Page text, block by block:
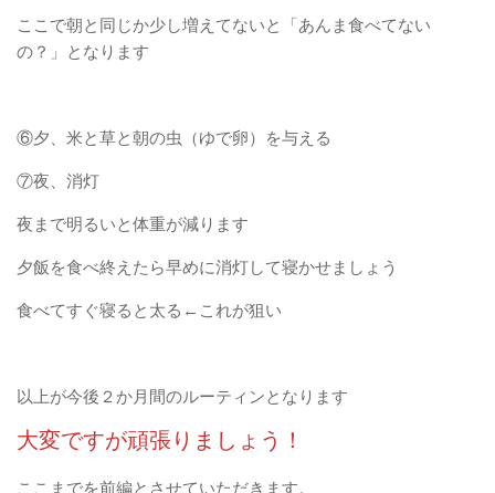
ここで朝と同じか少し増えてないと「あんま食べてない
の？」となります
⑥夕、米と草と朝の虫（ゆで卵）を与える
⑦夜、消灯
夜まで明るいと体重が減ります
夕飯を食べ終えたら早めに消灯して寝かせましょう
食べてすぐ寝ると太る←これが狙い
以上が今後２か月間のルーティンとなります
大変ですが頑張りましょう！
ここまでを前編とさせていただきます。